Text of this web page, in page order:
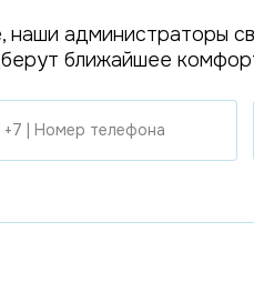
наши администраторы
ближайшее